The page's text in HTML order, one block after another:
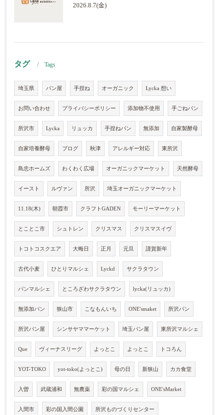
2026.8.7(金)
タグ Tags
埼玉県 パン屋 手捏ね オーガニック Lycka 想い
お問い合わせ プライバシーポリシー 添加物不使用 手ごねパン
所沢市 Lycka リュッカ 手捏ねパン 無添加 自家製酵母
自家培養酵母 ブログ 秋津 アレルギー対応 東所沢
島忠ホームズ わくわく広場 オーガニックマーケット 天然酵母
イースト ルヴァン 所沢 埼玉オーガニックマーケット
11.18(木) 朝霞市 クラフトGADEN モーリーマーケット
とことこ市 シュトレン クリスマス クリスマスイヴ
トコトコスクエア 大晦日 正月 元旦 謹賀新年
古代小麦 ひとりマルシェ Lyckd サクラタウン
パンマルシェ ところざわサクラタウン lycka(リュッカ)
無添加パン 狭山市 こなもんいち ONE'smaket 所沢パン
所沢パン屋 シンサヤママーケット 埼玉パン屋 東所沢マルシェ
Que ヴィーナスリーグ よっとこ よっとこ トコろん
YOT-TOKO yot-toko(よっとこ) 母の日 新狭山 カカ食堂
入曽 武蔵浦和 無農薬 彩の国マルシェ ONE'sMarket
入間市 彩の国入間公園 所沢ものづくりセンター